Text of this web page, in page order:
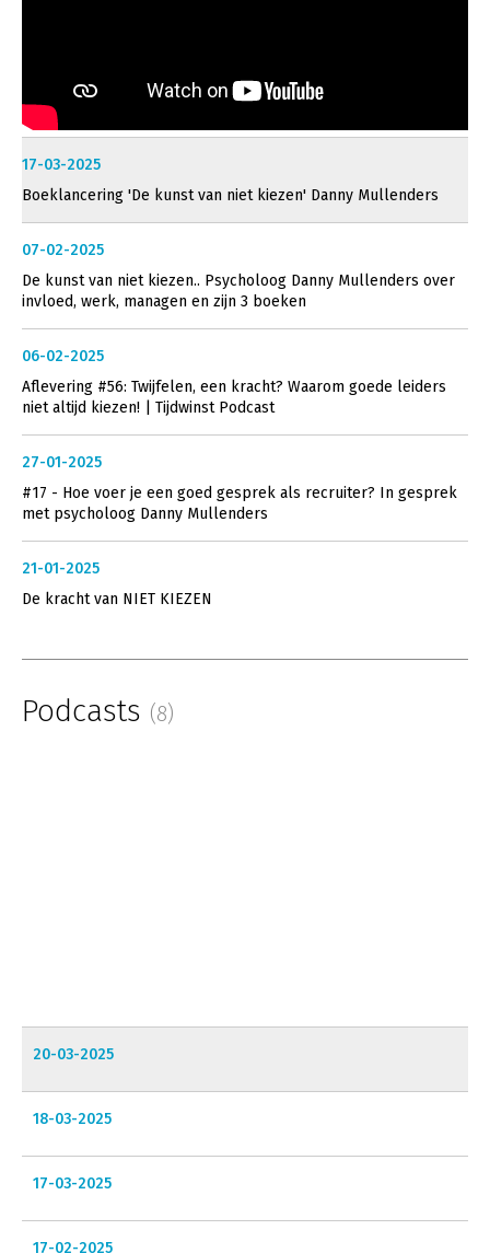
17-03-2025
Boeklancering 'De kunst van niet kiezen' Danny Mullenders
07-02-2025
De kunst van niet kiezen.. Psycholoog Danny Mullenders over
invloed, werk, managen en zijn 3 boeken
06-02-2025
Aflevering #56: Twijfelen, een kracht? Waarom goede leiders
niet altijd kiezen! | Tijdwinst Podcast
27-01-2025
#17 - Hoe voer je een goed gesprek als recruiter? In gesprek
met psycholoog Danny Mullenders
21-01-2025
De kracht van NIET KIEZEN
Podcasts (8)
20-03-2025
18-03-2025
17-03-2025
17-02-2025